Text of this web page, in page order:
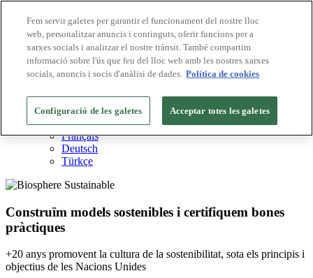
Destinacions Biosphere
Empreses Biosphere
Com valorem
Sobre nosaltres
English
Español
Português
Français
Deutsch
Türkçe
Construïm models sostenibles i certifiquem bones
pràctiques
+20 anys promovent la cultura de la sostenibilitat, sota els principis i
objectius de les Nacions Unides
Fem servir galetes per garantir el funcionament del nostre lloc
web, personalitzar anuncis i continguts, oferir funcions per a
xarxes socials i analitzar el nostre trànsit. També compartim
informació sobre l'ús que feu del lloc web amb les nostres xarxes
socials, anuncis i socis d'anàlisi de dades. Política de cookies
Configuració de les galetes Acceptar totes les galetes